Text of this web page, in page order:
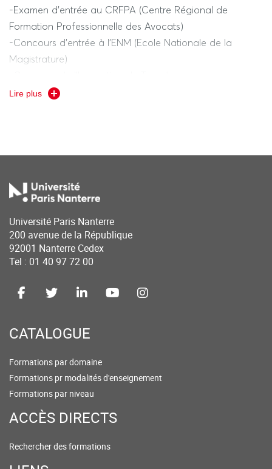
-Examen d’entrée au CRFPA (Centre Régional de
Formation Professionnelle des Avocats)
-Concours d’entrée à l’ENM (Ecole Nationale de la
Magistrature)
-Concours de l’Ecole Nationale de la Sécurité Sociale.
Lire plus
Université Paris Nanterre
200 avenue de la République
92001 Nanterre Cedex
Tel : 01 40 97 72 00
CATALOGUE
Formations par domaine
Formations pr modalités d'enseignement
Formations par niveau
ACCÈS DIRECTS
Rechercher des formations